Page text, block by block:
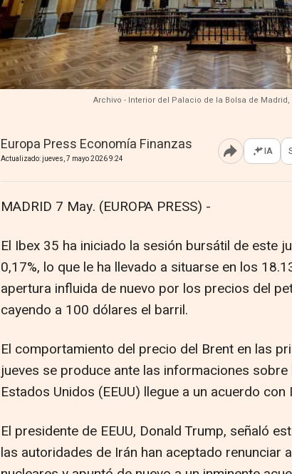
Archivo - Interior del Palacio de la Bolsa de
Europa Press Economía Finanzas
Actualizado: jueves, 7 mayo 2026 9:24 Abrir IA
MADRID 7 May. (EUROPA PRESS) -
El Ibex 35 ha iniciado la sesión bursátil de este
0,17%, lo que le ha llevado a situarse en los
apertura influida de nuevo por los precios del
cayendo a 100 dólares el barril.
El comportamiento del precio del Brent en las
jueves se produce ante las informaciones
Estados Unidos (EEUU) llegue a un acuerdo con
El presidente de EEUU, Donald Trump, señaló
las autoridades de Irán han aceptado renunciar